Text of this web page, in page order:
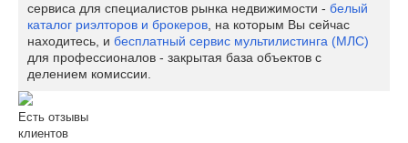
сервиса для специалистов рынка недвижимости - белый
каталог риэлторов и брокеров , на которым Вы сейчас
находитесь, и бесплатный сервис мультилистинга (МЛС)
для профессионалов - закрытая база объектов с
делением комиссии.
Есть отзывы
клиентов